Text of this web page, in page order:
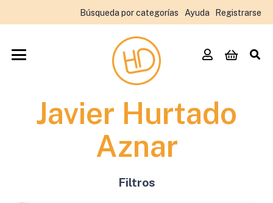
Búsqueda por categorías Ayuda Registrarse
Javier Hurtado
Aznar
Filtros